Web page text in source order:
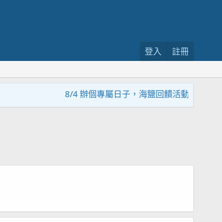
登入 註冊
8/4 辦個專屬日子，海鹽回饋活動，大家趕緊